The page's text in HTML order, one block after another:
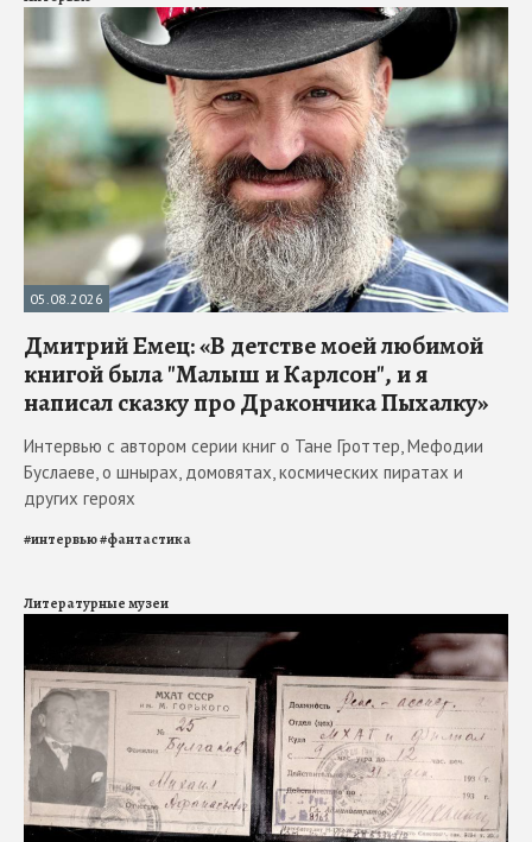
05.08.2026
Дмитрий Емец: «В детстве моей любимой
книгой была "Малыш и Карлсон", и я
написал сказку про Дракончика Пыхалку»
Интервью с автором серии книг о Тане Гроттер, Мефодии
Буслаеве, о шнырах, домовятах, космических пиратах и
других героях
#интервью#фантастика
Литературные музеи